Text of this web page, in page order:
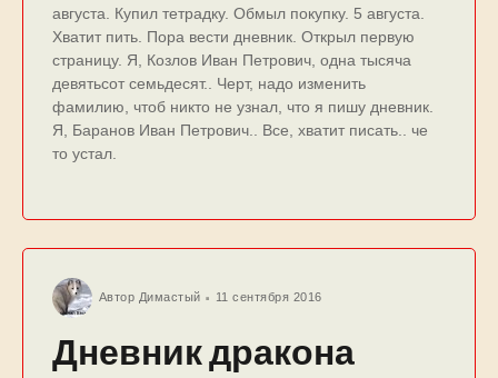
августа. Купил тетрадку. Обмыл покупку. 5 августа.
Хватит пить. Пора вести дневник. Открыл первую
страницу. Я, Козлов Иван Петрович, одна тысяча
девятьсот семьдесят.. Черт, надо изменить
фамилию, чтоб никто не узнал, что я пишу дневник.
Я, Баранов Иван Петрович.. Все, хватит писать.. че
то устал.
Автор Димастый 11 сентября 2016
Дневник дракона